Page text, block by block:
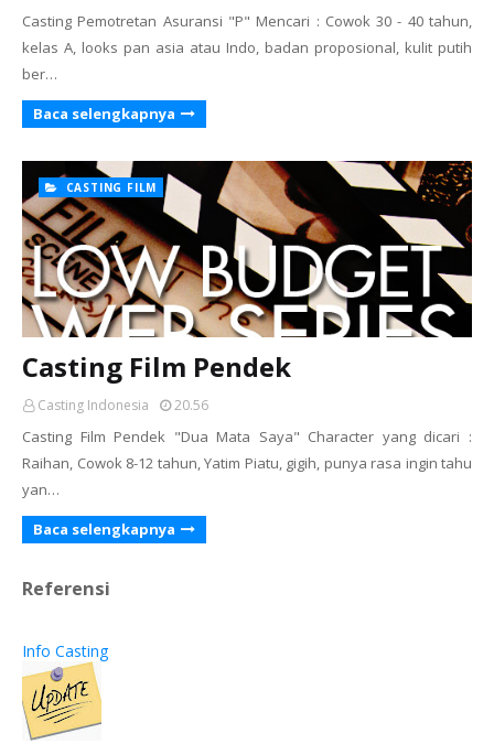
Casting Pemotretan Asuransi "P" Mencari : Cowok 30 - 40 tahun,
kelas A, looks pan asia atau Indo, badan proposional, kulit putih
ber…
Baca selengkapnya
CASTING FILM
Casting Film Pendek
Casting Indonesia 20.56
Casting Film Pendek "Dua Mata Saya" Character yang dicari :
Raihan, Cowok 8-12 tahun, Yatim Piatu, gigih, punya rasa ingin tahu
yan…
Baca selengkapnya
Referensi
Info Casting